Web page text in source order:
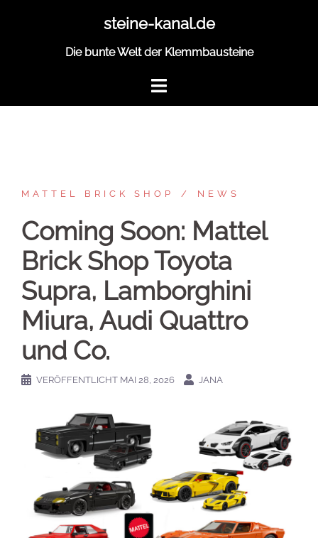
steine-kanal.de
Die bunte Welt der Klemmbausteine
MATTEL BRICK SHOP NEWS
Coming Soon: Mattel
Brick Shop Toyota
Supra, Lamborghini
Miura, Audi Quattro
und Co.
VERÖFFENTLICHT MAI 28, 2026 JANA